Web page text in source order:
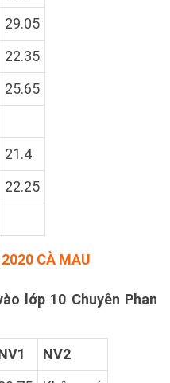
29.05
22.35
25.65
21.4
22.25
CÀ MAU
lớp 10 Chuyên Phan
NV2